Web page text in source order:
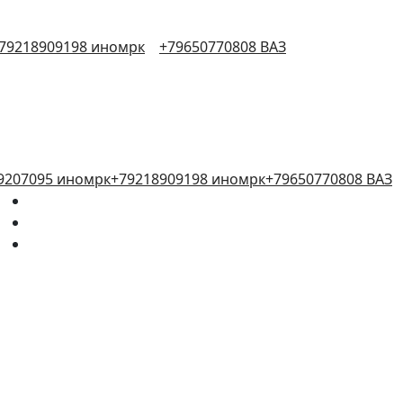
иномрк +79650770808 ВАЗ
иномрк+79218909198 иномрк+79650770808 ВАЗ